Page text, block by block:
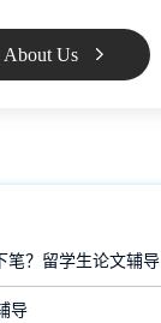
About Us
笔？留学生论文辅导
导